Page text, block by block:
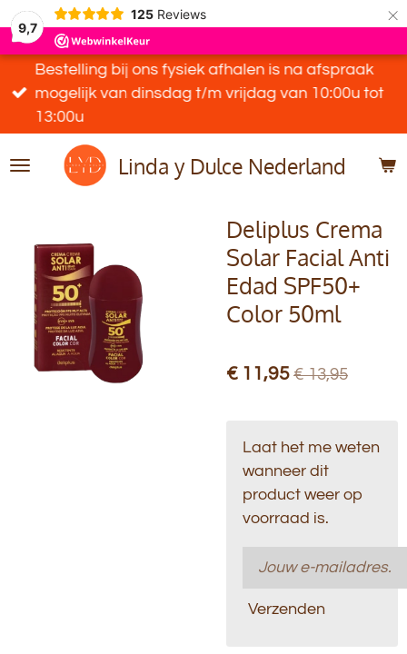
9,7
125 Reviews ×
Linda y Dulce Nederland
Bestelling bij ons fysiek afhalen is na afspraak
mogelijk van dinsdag t/m vrijdag van 10:00u tot
13:00u
Deliplus Crema
Solar Facial Anti
Edad SPF50+
Color 50ml
€ 11,95 € 13,95
Laat het me weten
wanneer dit
product weer op
voorraad is.
Verzenden